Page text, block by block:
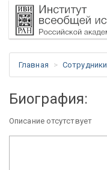
Главная Сотрудники
Биография:
Описание отсутствует